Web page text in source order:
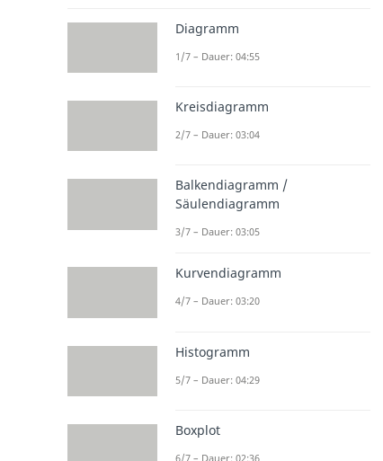
Diagramm
1/7 – Dauer: 04:55
Kreisdiagramm
2/7 – Dauer: 03:04
Balkendiagramm /
Säulendiagramm
3/7 – Dauer: 03:05
Kurvendiagramm
4/7 – Dauer: 03:20
Histogramm
5/7 – Dauer: 04:29
Boxplot
6/7 – Dauer: 02:36